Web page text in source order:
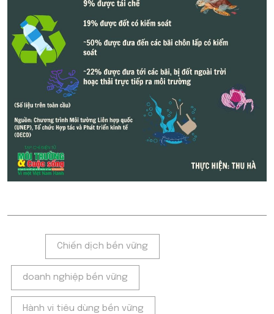
Chiến dịch bền vững
doanh nghiệp bền vững
Hành vi tiêu dùng bền vững